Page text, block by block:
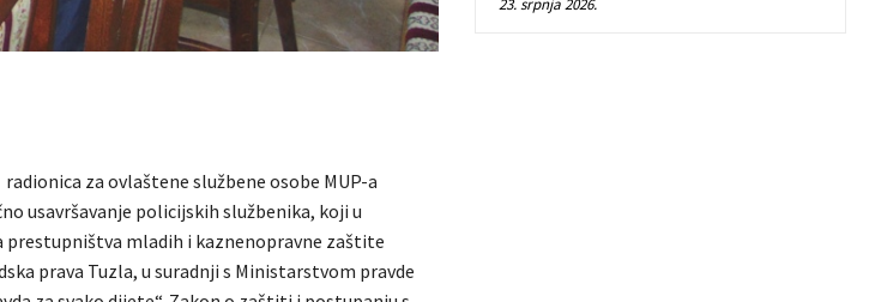
radionica za ovlaštene službene osobe MUP-a
usavršavanje policijskih službenika, koji u
prestupništva mladih i kaznenopravne zaštite
prava Tuzla, u suradnji s Ministarstvom pravde
23. srpnja 2026.